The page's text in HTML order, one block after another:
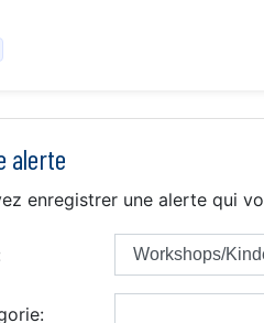
alerte
enregistrer une alerte qui